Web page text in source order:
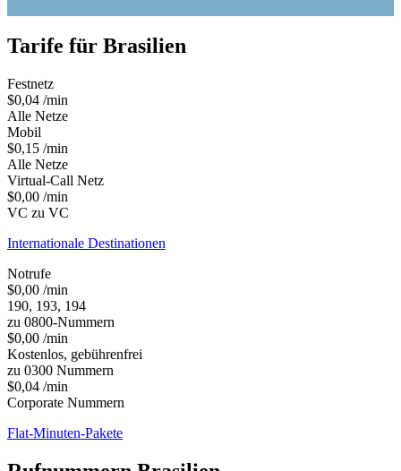
Tarife für Brasilien
Festnetz
$0,04 /min
Alle Netze
Mobil
$0,15 /min
Alle Netze
Virtual-Call Netz
$0,00 /min
VC zu VC
Internationale Destinationen
Notrufe
$0,00 /min
190, 193, 194
zu 0800-Nummern
$0,00 /min
Kostenlos, gebührenfrei
zu 0300 Nummern
$0,04 /min
Corporate Nummern
Flat-Minuten-Pakete